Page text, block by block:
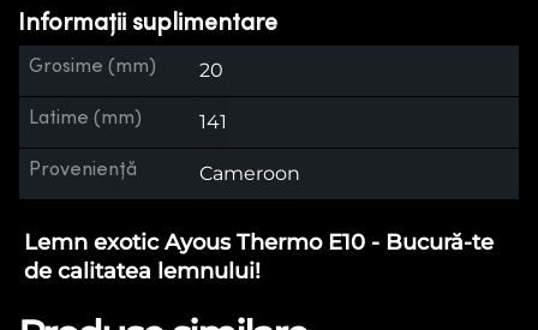
Informații suplimentare
Grosime (mm) 20
Latime (mm) 141
Proveniență Cameroon
Lemn exotic Ayous Thermo E10 - Bucură-te
de calitatea lemnului!